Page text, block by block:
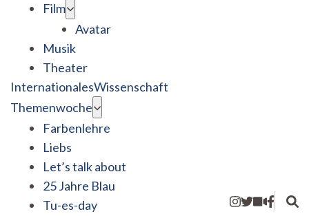
Film
Avatar
Musik
Theater
InternationalesWissenschaft
Themenwoche
Farbenlehre
Liebs
Let’s talk about
25 Jahre Blau
Tu-es-day